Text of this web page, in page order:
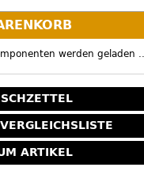
werden geladen ...
ARTIKEL